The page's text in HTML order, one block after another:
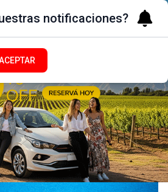
notificaciones?